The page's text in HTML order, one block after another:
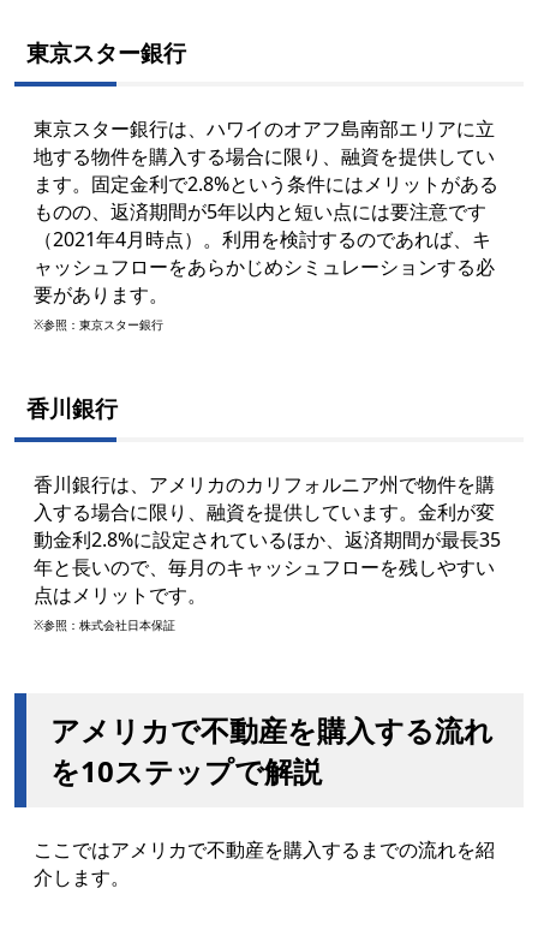
東京スター銀行
東京スター銀行は、ハワイのオアフ島南部エリアに立
地する物件を購入する場合に限り、融資を提供してい
ます。固定金利で2.8%という条件にはメリットがある
ものの、返済期間が5年以内と短い点には要注意です
（2021年4月時点）。利用を検討するのであれば、キ
ャッシュフローをあらかじめシミュレーションする必
要があります。
※参照：東京スター銀行
香川銀行
香川銀行は、アメリカのカリフォルニア州で物件を購
入する場合に限り、融資を提供しています。金利が変
動金利2.8%に設定されているほか、返済期間が最長35
年と長いので、毎月のキャッシュフローを残しやすい
点はメリットです。
※参照：株式会社日本保証
アメリカで不動産を購入する流れ
を10ステップで解説
ここではアメリカで不動産を購入するまでの流れを紹
介します。